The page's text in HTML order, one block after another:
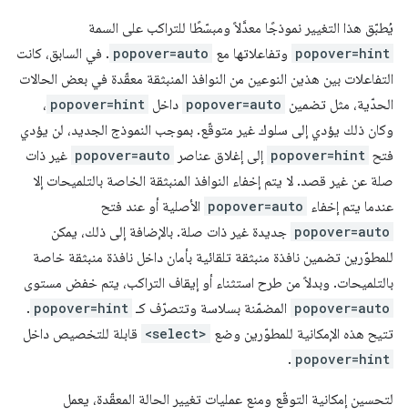
يُطبّق هذا التغيير نموذجًا معدَّلاً ومبسّطًا للتراكب على السمة
popover=hint وتفاعلاتها مع popover=auto . في السابق، كانت
التفاعلات بين هذين النوعين من النوافذ المنبثقة معقّدة في بعض الحالات
الحدّية، مثل تضمين popover=auto داخل popover=hint ،
وكان ذلك يؤدي إلى سلوك غير متوقّع. بموجب النموذج الجديد، لن يؤدي
فتح popover=hint إلى إغلاق عناصر popover=auto غير ذات
صلة عن غير قصد. لا يتم إخفاء النوافذ المنبثقة الخاصة بالتلميحات إلا
عندما يتم إخفاء popover=auto الأصلية أو عند فتح
popover=auto جديدة غير ذات صلة. بالإضافة إلى ذلك، يمكن
للمطوّرين تضمين نافذة منبثقة تلقائية بأمان داخل نافذة منبثقة خاصة
بالتلميحات. وبدلاً من طرح استثناء أو إيقاف التراكب، يتم خفض مستوى
popover=auto المضمّنة بسلاسة وتتصرّف كـ popover=hint
.
تتيح هذه الإمكانية للمطوّرين وضع <select> قابلة للتخصيص داخل
popover=hint
.
لتحسين إمكانية التوقّع ومنع عمليات تغيير الحالة المعقّدة، يعمل